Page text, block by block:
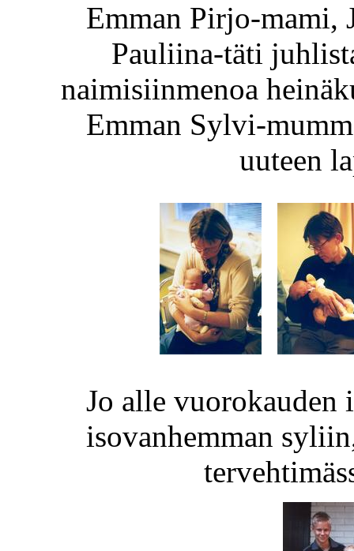
Emman Pirjo-mami,
Pauliina-täti
naimisiinmenoa
Emman Sylvi-
uuteen
Jo alle vuorokauden
isovanhemman